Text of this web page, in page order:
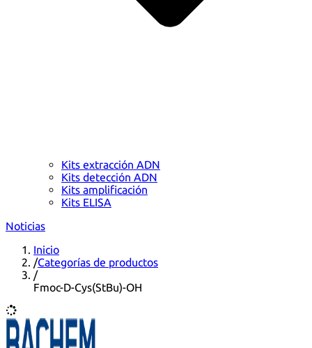
Kits extracción ADN
Kits detección ADN
Kits amplificación
Kits ELISA
Noticias
Inicio
/Categorías de productos
/
Fmoc-D-Cys(StBu)-OH